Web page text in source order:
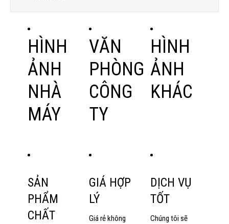
HÌNH
ẢNH
NHÀ
MÁY
VĂN
PHÒNG
CÔNG
TY
HÌNH
ẢNH
KHÁC
SẢN
PHẨM
CHẤT
GIÁ HỢP
LÝ
Giá rẻ không
DỊCH VỤ
TỐT
Chúng tôi sẽ